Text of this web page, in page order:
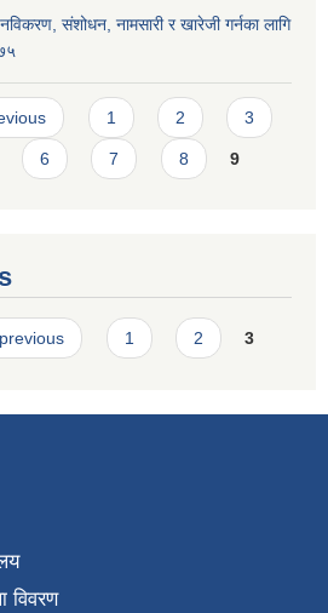
संशोधन, नामसारी र खारेजी गर्नका लागि
1 2 3
6 7 8 9
1 2 3
विवरण